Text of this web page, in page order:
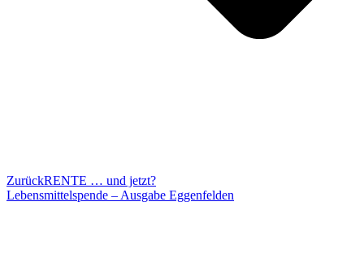
ZurückRENTE … und jetzt?
Lebensmittelspende – Ausgabe Eggenfelden